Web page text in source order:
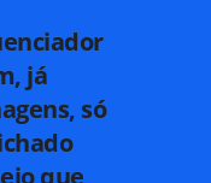
já
só
que